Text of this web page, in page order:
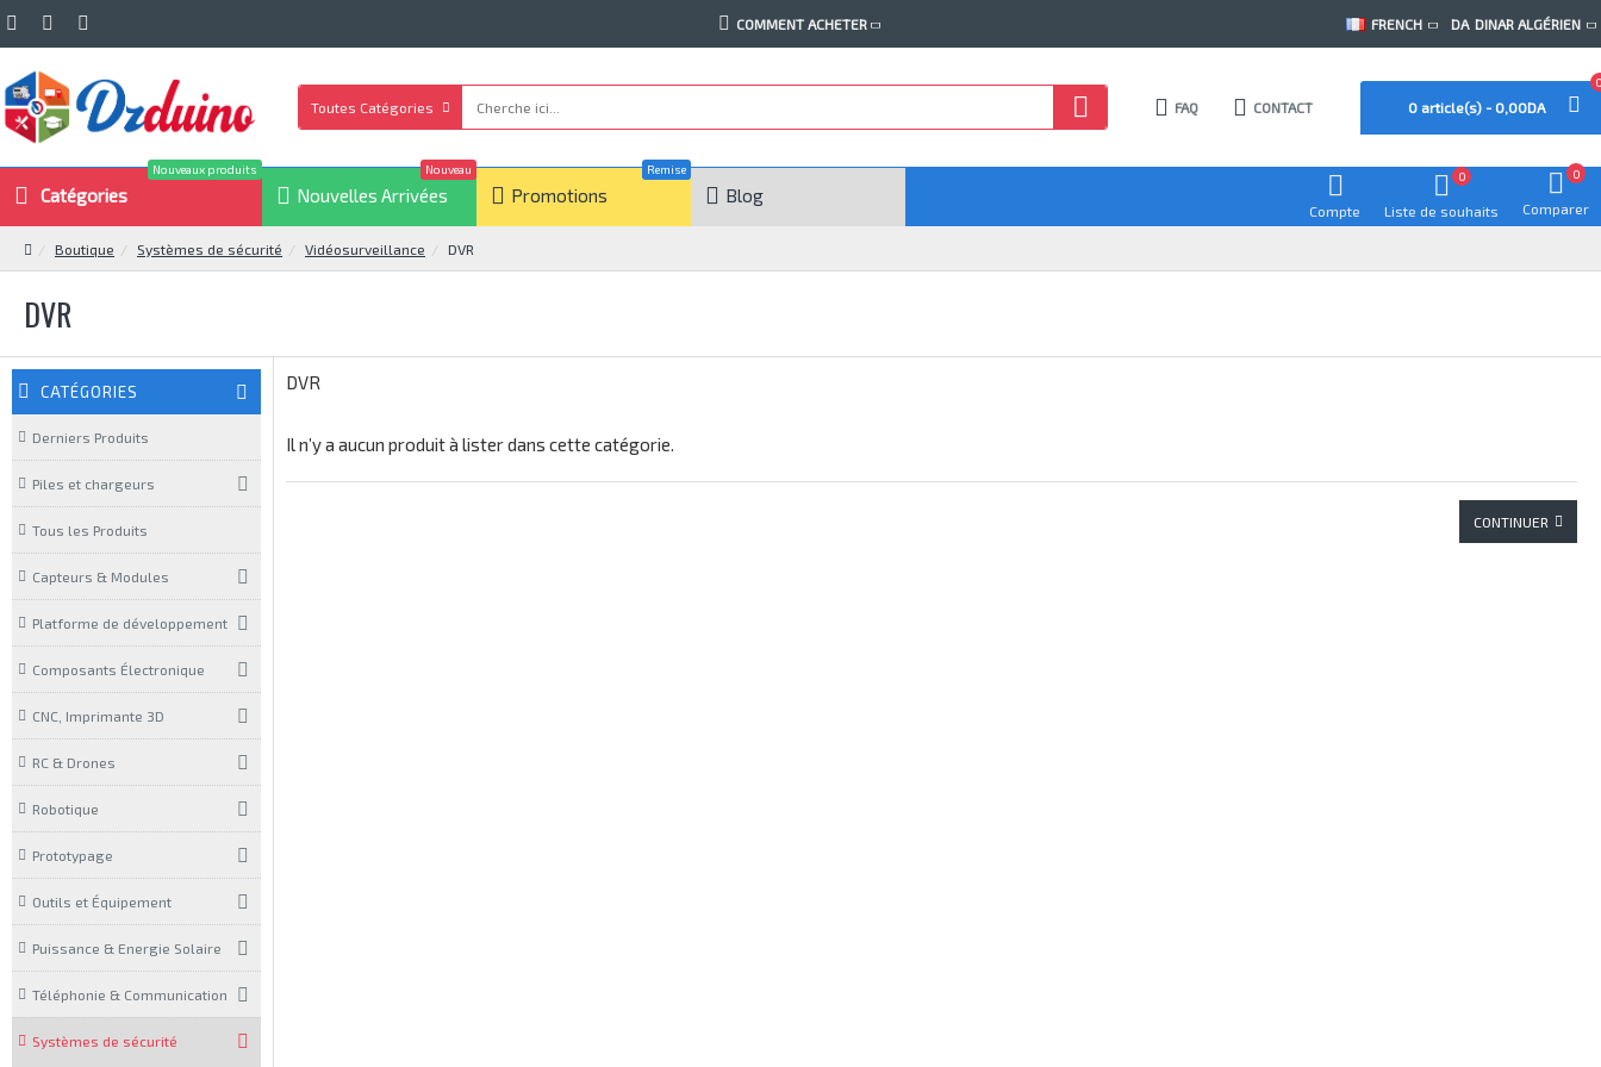
COMMENT ACHETER FRENCH DA DINAR ALGÉRIEN
Toutes Catégories FAQ CONTACT 0 article(s) - 0,00DA
Catégories
Nouveaux produits
Nouvelles Arrivées
Nouveau
Promotions
Remise
Blog
Compte Liste de souhaits
0
Comparer
0
Boutique Systèmes de sécurité Vidéosurveillance DVR
DVR
CATÉGORIES
Derniers Produits
Piles et chargeurs
Tous les Produits
Capteurs & Modules
Platforme de développement
Composants Électronique
CNC, Imprimante 3D
RC & Drones
Robotique
Prototypage
Outils et Équipement
Puissance & Energie Solaire
Téléphonie & Communication
Systèmes de sécurité
DVR
Il n’y a aucun produit à lister dans cette catégorie.
CONTINUER